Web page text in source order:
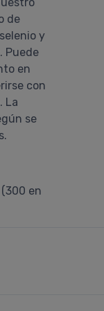
de
y
Puede
en
con
La
se
en